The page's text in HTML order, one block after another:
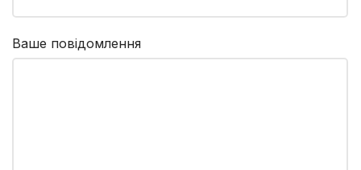
Ваше повідомлення